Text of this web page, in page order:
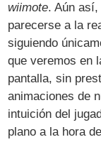
wiimote. Aún
parecerse a la
siguiendo
que veremos en
pantalla, sin
animaciones de
intuición del
plano a la hora